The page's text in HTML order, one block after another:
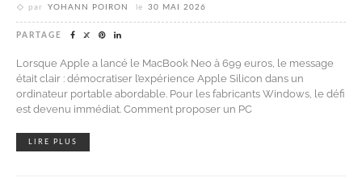
par YOHANN POIRON le 30 MAI 2026
PARTAGE
Lorsque Apple a lancé le MacBook Neo à 699 euros, le message
était clair : démocratiser l’expérience Apple Silicon dans un
ordinateur portable abordable. Pour les fabricants Windows, le défi
est devenu immédiat. Comment proposer un PC
LIRE PLUS